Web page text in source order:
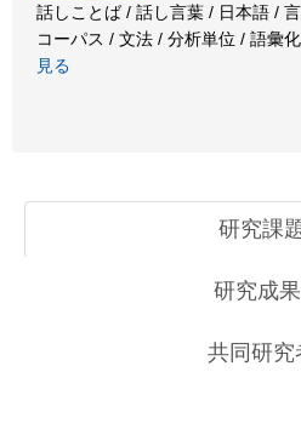
話しことば / 話し言葉 / 日本語 /
コーパス / 文法 / 分析単位 / 語彙
見る
研究課
研究成果
共同研究